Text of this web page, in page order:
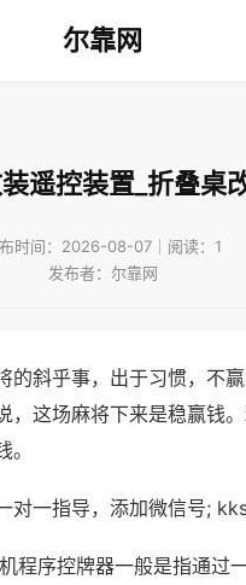
尔靠网
遥控装置_折叠桌
时间：2026-08-07｜阅读：1
发布者：尔靠网
斜乎事，出于习惯，不
，这场麻将下来是稳赢钱
一指导，添加微信号;
程序控牌器一般是指通过